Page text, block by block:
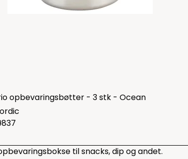
opbevaringsbøtter - 3 stk - Ocean
til snacks, dip og andet.